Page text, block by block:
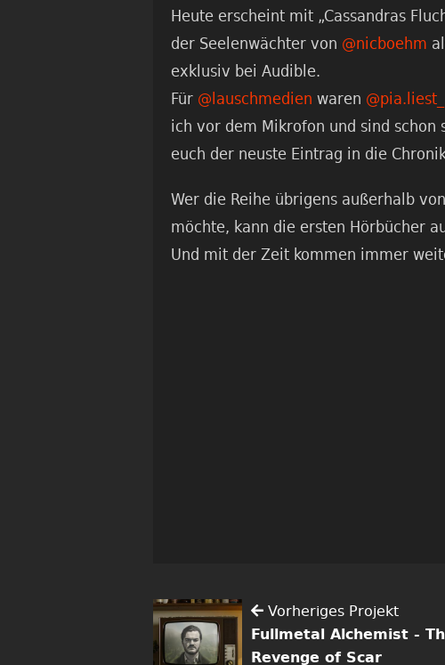
Heute erscheint mit „Cassandras
der Seelenwächter von @nicboehm
exklusiv bei Audible.
Für@lauschmedienwaren @pia.liest_
ich vor dem Mikrofon und sind schon
euch der neuste Eintrag in die
Wer die Reihe übrigens außerhalb
möchte, kann die ersten Hörbücher
Und mit der Zeit kommen immer
Vorheriges Projekt
Fullmetal Alchemist -
Revenge of Scar